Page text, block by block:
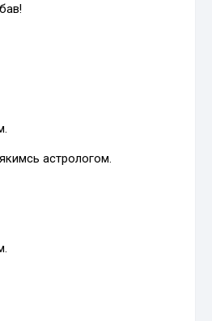
астрологом.